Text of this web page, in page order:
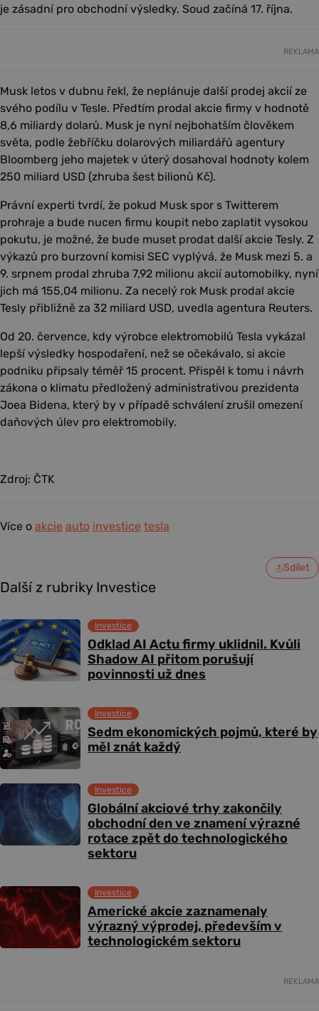
je zásadní pro obchodní výsledky. Soud začíná 17. října.
REKLAMA
Musk letos v dubnu řekl, že neplánuje další prodej akcií ze
svého podílu v Tesle. Předtím prodal akcie firmy v hodnotě
8,6 miliardy dolarů. Musk je nyní nejbohatším člověkem
světa, podle žebříčku dolarových miliardářů agentury
Bloomberg jeho majetek v úterý dosahoval hodnoty kolem
250 miliard USD (zhruba šest bilionů Kč).
Právní experti tvrdí, že pokud Musk spor s Twitterem
prohraje a bude nucen firmu koupit nebo zaplatit vysokou
pokutu, je možné, že bude muset prodat další akcie Tesly. Z
výkazů pro burzovní komisi SEC vyplývá, že Musk mezi 5. a
9. srpnem prodal zhruba 7,92 milionu akcií automobilky, nyní
jich má 155,04 milionu. Za necelý rok Musk prodal akcie
Tesly přibližně za 32 miliard USD, uvedla agentura Reuters.
Od 20. července, kdy výrobce elektromobilů Tesla vykázal
lepší výsledky hospodaření, než se očekávalo, si akcie
podniku připsaly téměř 15 procent. Přispěl k tomu i návrh
zákona o klimatu předložený administrativou prezidenta
Joea Bidena, který by v případě schválení zrušil omezení
daňových úlev pro elektromobily.
Zdroj: ČTK
Více o akcie auto investice tesla
Sdílet
Další z rubriky Investice
Odklad AI Actu firmy uklidnil. Kvůli
Shadow AI přitom porušují
povinnosti už dnes
Investice
Sedm ekonomických pojmů, které by
měl znát každý
Investice
Globální akciové trhy zakončily
obchodní den ve znamení výrazné
rotace zpět do technologického
sektoru
Investice
Americké akcie zaznamenaly
výrazný výprodej, především v
technologickém sektoru
Investice
REKLAMA